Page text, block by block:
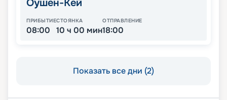
Оушен-Кей
ПРИБЫТИЕ
08:00
СТОЯНКА
10 ч 00 мин
ОТПРАВЛЕНИЕ
18:00
Показать все дни (2)